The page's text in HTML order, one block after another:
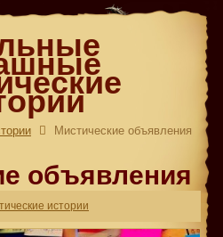
Мистические объявления
объявления
истории